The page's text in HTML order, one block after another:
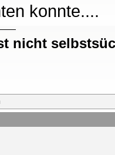
konnte....
nicht